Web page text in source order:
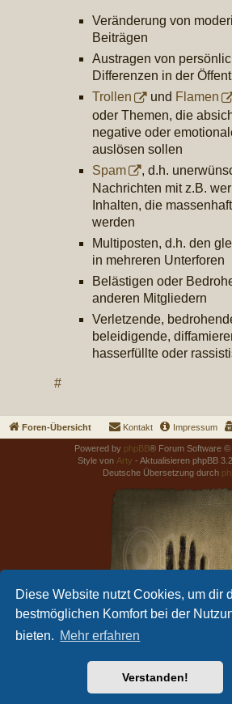
Diese Website nutzt Cookies, um dir
bestmöglichen Komfort bei der
bieten. Mehr erfahren
Verstanden!
Veränderung von
Beiträgen
Austragen von
Differenzen in der
Trollen
und Flamen
oder Themen, die
negative oder
auslösen sollen
Spam
, d.h.
Nachrichten mit z.B.
Inhalten, die
werden
Multiposten, d.h. den
in mehreren Unterforen
Belästigen oder
anderen Mitgliedern
Verletzende,
beleidigende,
hasserfüllte oder
#
Foren-Übersicht Impressum
Kontakt
Powered by phpBB® Forum Software ©
Style von Arty - Aktualisieren phpBB
Deutsche Übersetzung durch